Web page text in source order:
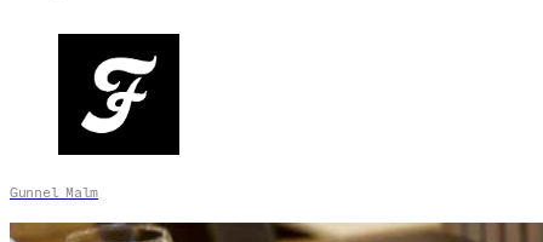
Gunnel Malm